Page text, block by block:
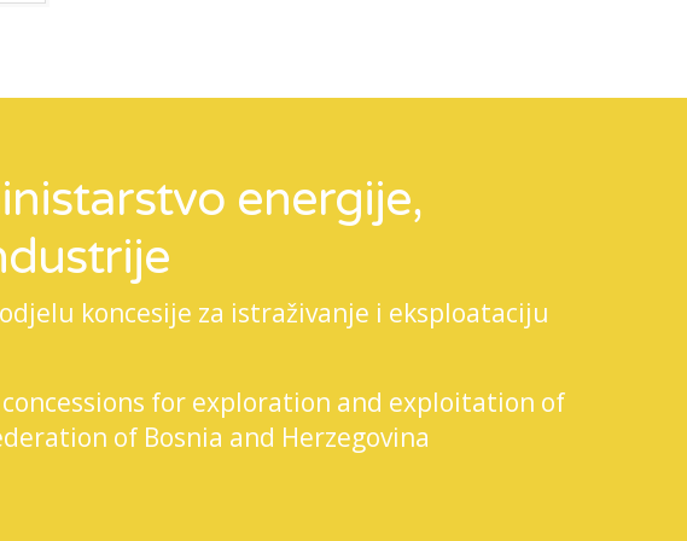
energije,
koncesije za istraživanje i eksploataciju
for exploration and exploitation of
of Bosnia and Herzegovina